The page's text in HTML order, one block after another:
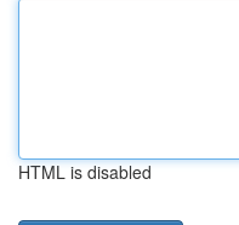
HTML is disabled